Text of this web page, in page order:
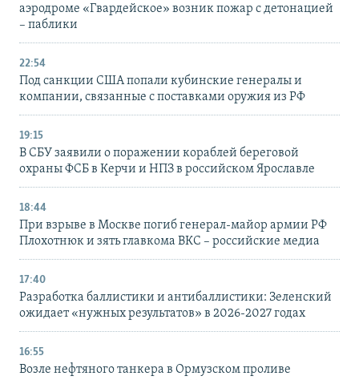
аэродроме «Гвардейское» возник пожар с детонацией
– паблики
22:54
Под санкции США попали кубинские генералы и
компании, связанные с поставками оружия из РФ
19:15
В СБУ заявили о поражении кораблей береговой
охраны ФСБ в Керчи и НПЗ в российском Ярославле
18:44
При взрыве в Москве погиб генерал-майор армии РФ
Плохотнюк и зять главкома ВКС – российские медиа
17:40
Разработка баллистики и антибаллистики: Зеленский
ожидает «нужных результатов» в 2026-2027 годах
16:55
Возле нефтяного танкера в Ормузском проливе